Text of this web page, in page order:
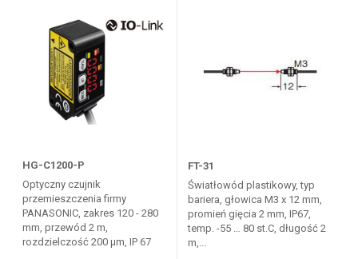
HG-C1200-P
Optyczny czujnik
przemieszczenia firmy
PANASONIC, zakres 120 - 280
mm, przewód 2 m,
rozdzielczość 200 µm, IP 67
FT-31
Światłowód plastikowy, typ
bariera, głowica M3 x 12 mm,
promień gięcia 2 mm, IP67,
temp. -55 … 80 st.C, długość 2
m,...